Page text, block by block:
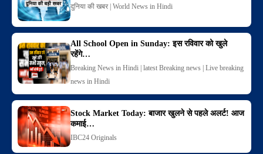
दुनिया की खबर | World News in Hindi
All School Open in Sunday: इस रविवार को खुले
रहेंगे…
Breaking News in Hindi | latest Breaking news | Live breaking
news in Hindi
Stock Market Today: बाजार खुलने से पहले अलर्ट! आज
कमाई…
IBC24 Originals